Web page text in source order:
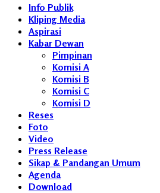
Info Publik
Kliping Media
Aspirasi
Kabar Dewan
Pimpinan
Komisi A
Komisi B
Komisi C
Komisi D
Reses
Foto
Video
Press Release
Sikap & Pandangan Umum
Agenda
Download